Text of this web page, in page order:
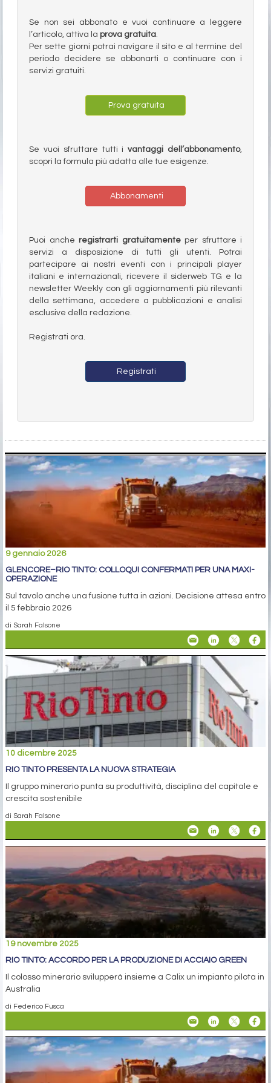
Se non sei abbonato e vuoi continuare a leggere
l’articolo, attiva la prova gratuita.
Per sette giorni potrai navigare il sito e al termine del
periodo decidere se abbonarti o continuare con i
servizi gratuiti.
Prova gratuita
Se vuoi sfruttare tutti ivantaggi dell’abbonamento,
scopri la formula più adatta alle tue esigenze.
Abbonamenti
Puoi anche registrarti gratuitamenteper sfruttare i
servizi a disposizione di tutti gli utenti. Potrai
partecipare ai nostri eventi con i principali player
italiani e internazionali, ricevere il siderweb TG e la
newsletter Weekly con gli aggiornamenti più rilevanti
della settimana, accedere a pubblicazioni e analisi
esclusive della redazione.
Registrati ora.
Registrati
9 gennaio 2026
GLENCORE–RIO TINTO: COLLOQUI CONFERMATI PER UNA MAXI-
OPERAZIONE
Sul tavolo anche una fusione tutta in azioni. Decisione attesa entro
il 5 febbraio 2026
di Sarah Falsone
10 dicembre 2025
RIO TINTO PRESENTA LA NUOVA STRATEGIA
Il gruppo minerario punta su produttività, disciplina del capitale e
crescita sostenibile
di Sarah Falsone
19 novembre 2025
RIO TINTO: ACCORDO PER LA PRODUZIONE DI ACCIAIO GREEN
Il colosso minerario svilupperà insieme a Calix un impianto pilota in
Australia
di Federico Fusca